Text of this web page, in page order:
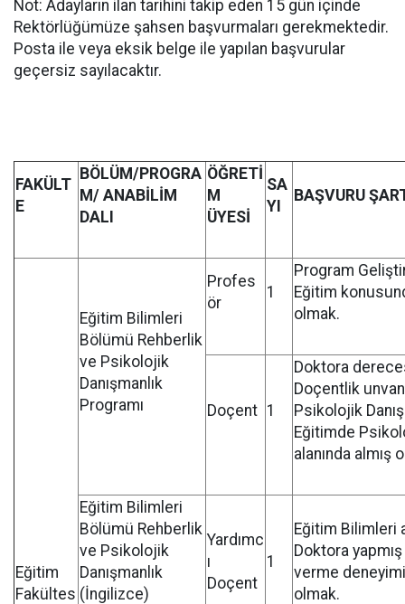
Not: Adayların ilan tarihini takip eden 15 gün içinde
Rektörlüğümüze şahsen başvurmaları gerekmektedir.
Posta ile veya eksik belge ile yapılan başvurular
geçersiz sayılacaktır.
FAKÜLT
E
BÖLÜM/PROGRA
M/ ANABİLİM
DALI
ÖĞRETİ
M
ÜYESİ
SA
YI
BAŞVURU
Eğitim
Fakültes
Eğitim Bilimleri
Bölümü Rehberlik
ve Psikolojik
Danışmanlık
Programı
Profes
ör
1
Program
Eğitim
olmak.
Doçent 1
Doktora
Doçentlik
Psikolojik
Eğitimde
alanında almış
Eğitim Bilimleri
Bölümü Rehberlik
ve Psikolojik
Danışmanlık
(İngilizce)
Yardımc
ı
Doçent
1
Eğitim Bilimleri
Doktora
verme
olmak.